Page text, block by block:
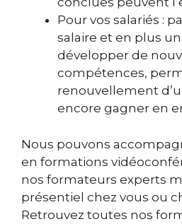
Pour vos salariés :
salaire et en plus
développer de
compétences,
renouvellement
encore gagner en
Nous pouvons
en formations
nos formateurs experts
présentiel chez vous ou
Retrouvez toutes nos